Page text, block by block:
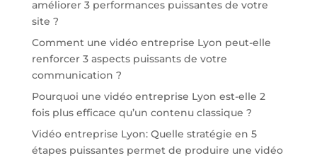
améliorer 3 performances puissantes de votre
site ?
Comment une vidéo entreprise Lyon peut-elle
renforcer 3 aspects puissants de votre
communication ?
Pourquoi une vidéo entreprise Lyon est-elle 2
fois plus efficace qu’un contenu classique ?
Vidéo entreprise Lyon: Quelle stratégie en 5
étapes puissantes permet de produire une vidéo